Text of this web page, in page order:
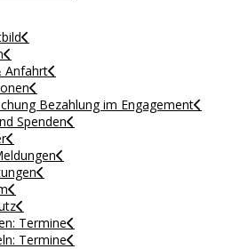
Anfahrt
Bezahlung im Engagement
Spenden
Termine
Termine